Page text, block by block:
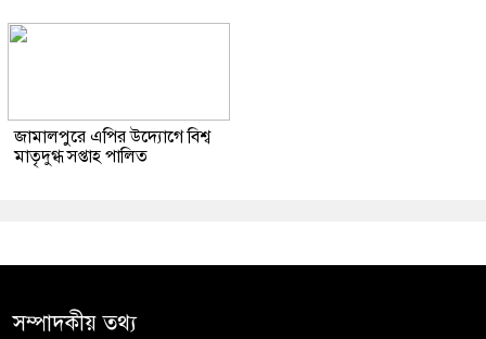
জামালপুরে এপির উদ্যোগে বিশ্ব
মাতৃদুগ্ধ সপ্তাহ পালিত
সম্পাদকীয় তথ্য